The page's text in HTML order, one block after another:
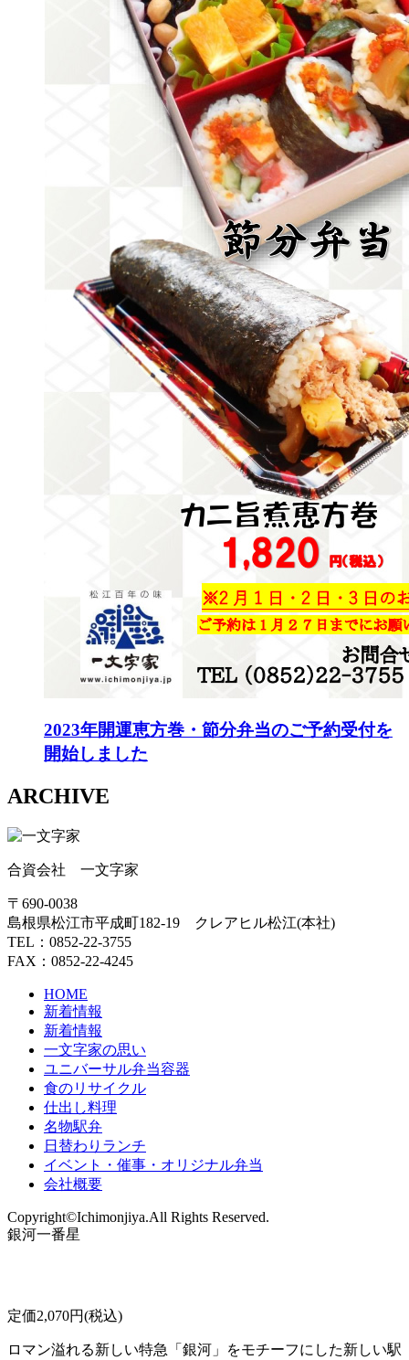
2023年開運恵方巻・節分弁当のご予約受付を
開始しました
ARCHIVE
合資会社 一文字家
〒690-0038
島根県松江市平成町182-19 クレアヒル松江(本社)
TEL：0852-22-3755
FAX：0852-22-4245
HOME
新着情報
新着情報
一文字家の思い
ユニバーサル弁当容器
食のリサイクル
仕出し料理
名物駅弁
日替わりランチ
イベント・催事・オリジナル弁当
会社概要
Copyright©Ichimonjiya.All Rights Reserved.
銀河一番星
定価2,070円(税込)
ロマン溢れる新しい特急「銀河」をモチーフにした新しい駅